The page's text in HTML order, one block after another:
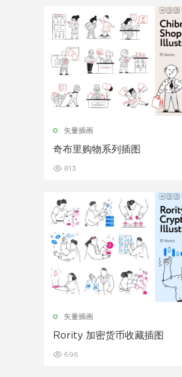
矢量插画
奇布里购物系列插图
813
矢量插画
Rority 加密货币收藏插图
696